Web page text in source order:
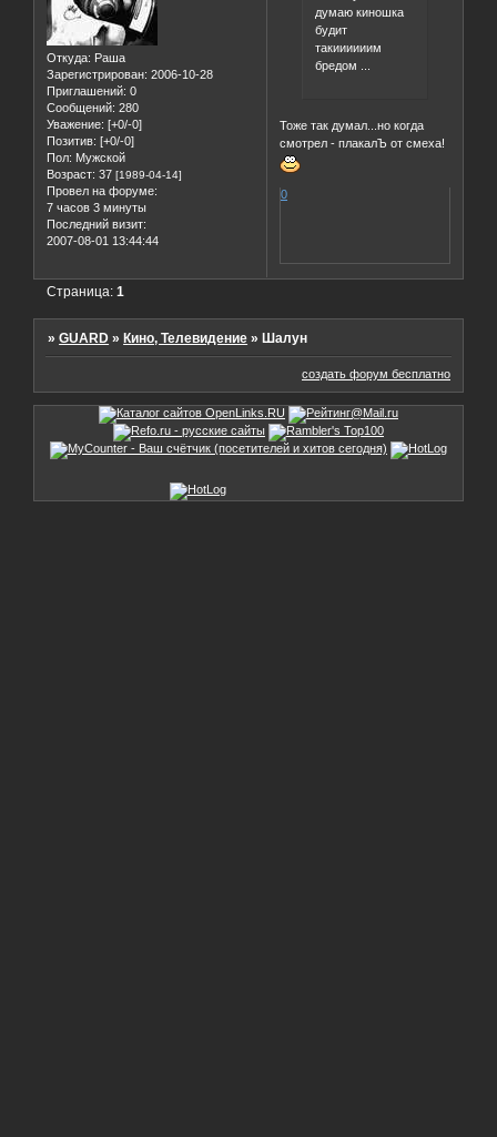
Откуда: Раша
Зарегистрирован: 2006-10-28
Приглашений: 0
Сообщений: 280
Уважение: [+0/-0]
Позитив: [+0/-0]
Пол: Мужской
Возраст: 37 [1989-04-14]
Провел на форуме:
7 часов 3 минуты
Последний визит:
2007-08-01 13:44:44
думаю киношка
будит
такиииииим
бредом ...
Тоже так думал...но когда
смотрел - плакалЪ от смеха!
0
Страница:1
»GUARD » Кино, Телевидение » Шалун
создать форум бесплатно